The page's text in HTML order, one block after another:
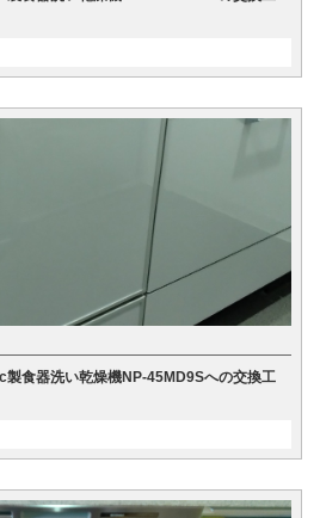
食器洗い乾燥機NP-45MD9Sへの交換工